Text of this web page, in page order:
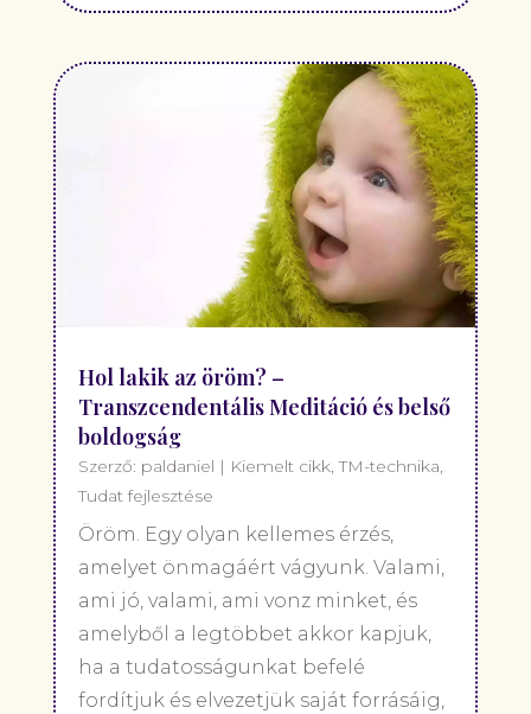
Hol lakik az öröm? –
Transzcendentális Meditáció és belső
boldogság
Szerző: paldaniel | Kiemelt cikk,TM-technika,
Tudat fejlesztése
Öröm. Egy olyan kellemes érzés,
amelyet önmagáért vágyunk. Valami,
ami jó, valami, ami vonz minket, és
amelyből a legtöbbet akkor kapjuk,
ha a tudatosságunkat befelé
fordítjuk és elvezetjük saját forrásáig,